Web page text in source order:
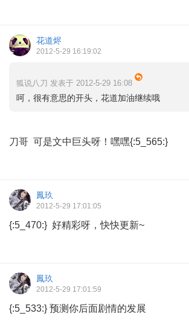
花道烬
2012-5-29 16:19:02
狐说八刀 发表于 2012-5-29 16:08
呵，很有意思的开头，花道加油继续哦
刀哥 可是文中巨头呀！嘿嘿{:5_565:}
鳳玖
2012-5-29 17:01:05
{:5_470:} 好精彩呀，快快更新~
鳳玖
2012-5-29 17:01:59
{:5_533:} 预测你后面剧情的发展